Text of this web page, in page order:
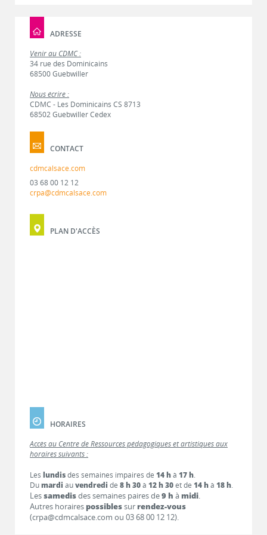
ADRESSE
Venir au CDMC :
34 rue des Dominicains
68500 Guebwiller
Nous écrire :
CDMC - Les Dominicains CS 8713
68502 Guebwiller Cedex
CONTACT
cdmcalsace.com
03 68 00 12 12
crpa@cdmcalsace.com
PLAN D'ACCÈS
HORAIRES
Accès au Centre de Ressources pédagogiques et artistiques aux
horaires suivants :
Les lundisdes semaines impaires de 14 hà 17 h.
Dumardi auvendredi de 8 h 30à 12 h 30et de 14 hà 18 h.
Lessamedisdes semaines paires de9 h à midi.
Autres horaires possiblessur rendez-vous
(crpa@cdmcalsace.com ou 03 68 00 12 12).